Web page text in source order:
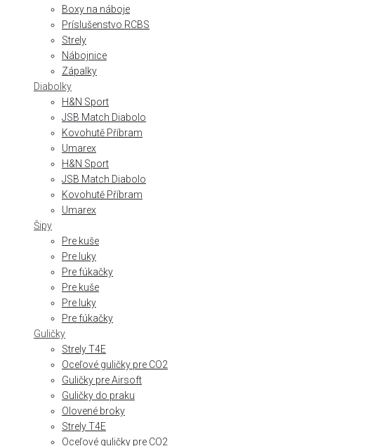
Boxy na náboje
Príslušenstvo RCBS
Strely
Nábojnice
Zápalky
Diabolky
H&N Sport
JSB Match Diabolo
Kovohutě Příbram
Umarex
H&N Sport
JSB Match Diabolo
Kovohutě Příbram
Umarex
Šipy
Pre kuše
Pre luky
Pre fúkačky
Pre kuše
Pre luky
Pre fúkačky
Guličky
Strely T4E
Oceľové guličky pre CO2
Guličky pre Airsoft
Guličky do praku
Olovené broky
Strely T4E
Oceľové guličky pre CO2